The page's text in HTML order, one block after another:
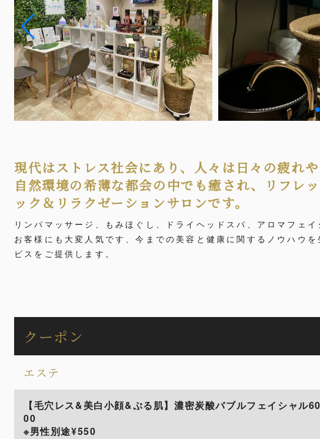
現代はストレス社会にあり、人々は日々の疲れ
自然環境の希薄な都会の中でも癒され、リフレ
ック＆リラクゼーションサロンです。
リンパマッサージ、もみほぐし、ドライヘッドスパ、アロマフェ
お客様にも大変人気です、今までの美容と健康に関するノウハウ
ビスをご提供します。
クーポン
エステ
【毛穴レス&美白小顔&ぷる肌】濃密炭酸バブルフェイシャル
00
※男性別途¥550